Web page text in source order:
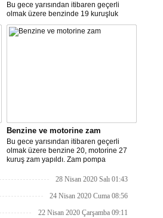
Bu gece yarısından itibaren geçerli
olmak üzere benzinde 19 kuruşluk
indirim gerçekleşti.
Benzine ve motorine zam
Bu gece yarısından itibaren geçerli
olmak üzere benzine 20, motorine 27
kuruş zam yapıldı. Zam pompa
28 Nisan 2020 Salı 01:43
24 Nisan 2020 Cuma 08:56
22 Nisan 2020 Çarşamba 09:11